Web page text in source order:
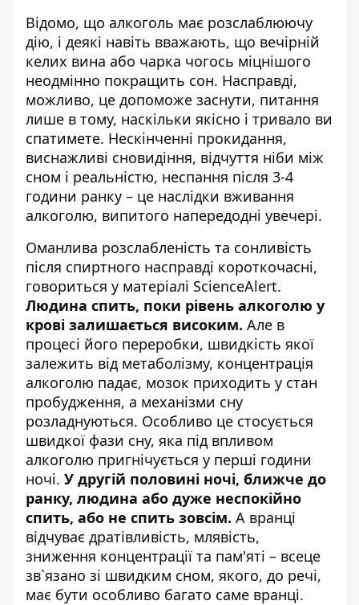
Відомо, що алкоголь має розслаблюючу
дію, і деякі навіть вважають, що вечірній
келих вина або чарка чогось міцнішого
неодмінно покращить сон. Насправді,
можливо, це допоможе заснути, питання
лише в тому, наскільки якісно і тривало ви
спатимете. Нескінченні прокидання,
виснажливі сновидіння, відчуття ніби між
сном і реальністю, неспання після 3-4
години ранку – це наслідки вживання
алкоголю, випитого напередодні увечері.
Оманлива розслабленість та сонливість
після спиртного насправді короткочасні,
говориться у матеріалі ScienceAlert.
Людина спить, поки рівень алкоголю у
крові залишається високим. Але в
процесі його переробки, швидкість якої
залежить від метаболізму, концентрація
алкоголю падає, мозок приходить у стан
пробудження, а механізми сну
розладнуються. Особливо це стосується
швидкої фази сну, яка під впливом
алкоголю пригнічується у перші години
ночі. У другій половині ночі, ближче до
ранку, людина або дуже неспокійно
спить, або не спить зовсім. А вранці
відчуває дратівливість, млявість,
зниження концентрації та пам'яті – всеце
зв`язано зі швидким сном, якого, до речі,
має бути особливо багато саме вранці.